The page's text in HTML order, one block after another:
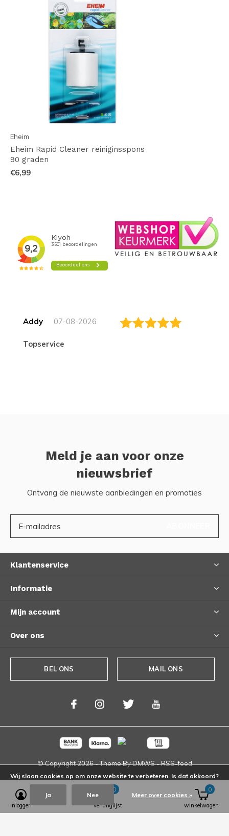
Eheim
Eheim Rapid Cleaner reiniginsspons
90 graden
€6,99
Addy 07-08-2026
topservice
Meld je aan voor onze
nieuwsbrief
Ontvang de nieuwste aanbiedingen en promoties
Klantenservice
Informatie
Mijn account
Over ons
BEL ONS MAIL ONS
© Copyright2026- Theme ByDMWS-RSS-feed
inloggen verlanglijst
0
winkelwagen
0
Wij slaan cookies op om onze website te verbeteren. Is dat akkoord?
Ja Nee Meer over cookies »